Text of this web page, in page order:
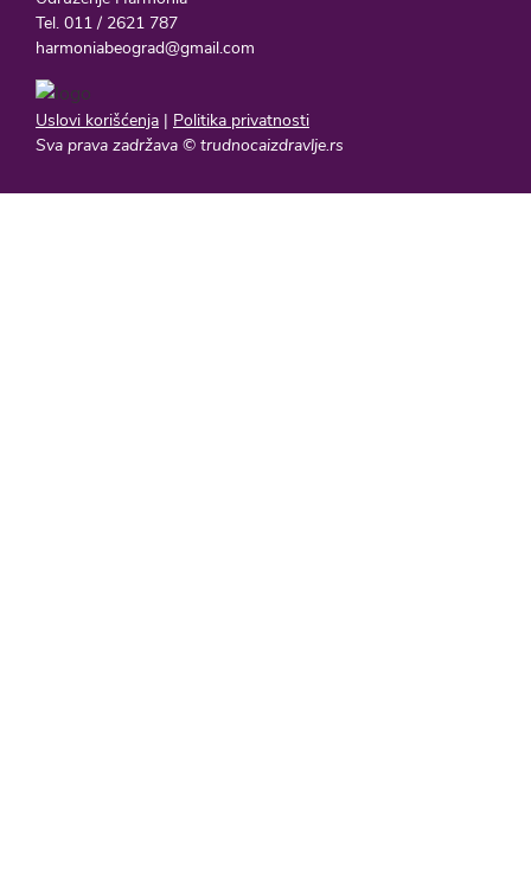
Tel. 011 / 2621 787
harmoniabeograd@gmail.com
Uslovi korišćenja | Politika privatnosti
Sva prava zadržava © trudnocaizdravlje.rs